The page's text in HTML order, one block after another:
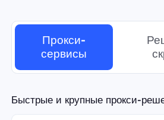
Прокси-
сервисы
Быстрые и крупные прокси-